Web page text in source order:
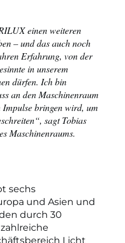
einen weiteren
– und das auch noch
Erfahrung, von der
in unserem
dürfen. Ich bin
an den Maschinenraum
bringen wird, um
sagt Tobias
Maschinenraums.
sechs
und Asien und
durch 30
Licht